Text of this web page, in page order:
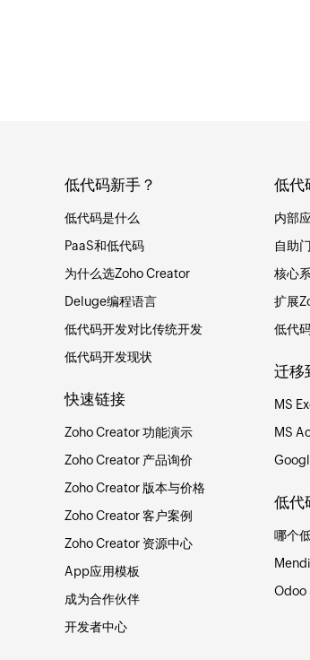
低代码新手？
低代码是什么
PaaS和低代码
为什么选Zoho Creator
Deluge编程语言
低代码开发对比传统开发
低代码开发现状
快速链接
Zoho Creator 功能演示
Zoho Creator 产品询价
Zoho Creator 版本与价格
Zoho Creator 客户案例
Zoho Creator 资源中心
App应用模板
成为合作伙伴
开发者中心
低代
内部
自助
核心
扩展
低代
迁移
MS
MS
低代
哪个
Odoo